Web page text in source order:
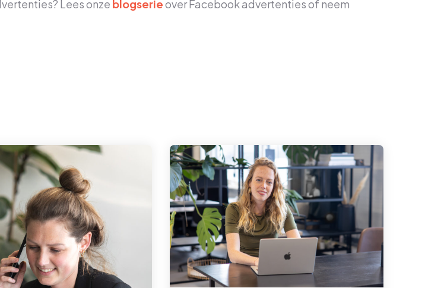
Lees onze blogserieover Facebook advertenties of neem